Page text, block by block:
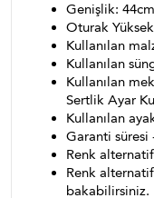
Genişlik:
Oturak
Kullanılan
Kullanılan
Kullanılan
Sertlik Ayar
Kullanılan
Garanti süresi
Renk
Renk
bakabilirsiniz.